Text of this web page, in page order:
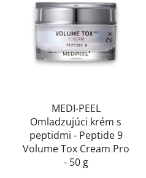
MEDI-PEEL
Omladzujúci krém s
peptidmi - Peptide 9
Volume Tox Cream Pro
- 50 g